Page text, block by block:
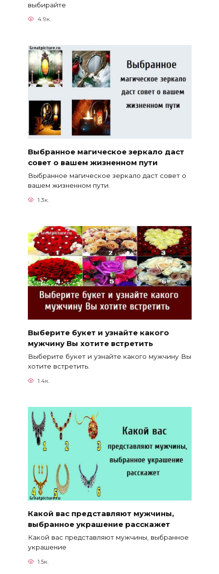
выбирайте
4.9к.
Выбранное магическое зеркало даст
совет о вашем жизненном пути
Выбранное магическое зеркало даст совет о
вашем жизненном пути.
1.3к.
Выберите букет и узнайте какого
мужчину Вы хотите встретить
Выберите букет и узнайте какого мужчину Вы
хотите встретить.
1.4к.
Какой вас представляют мужчины,
выбранное украшение расскажет
Какой вас представляют мужчины, выбранное
украшение
1.5к.